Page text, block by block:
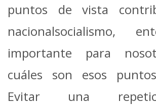
puntos de vista
nacionalsocialismo,
importante para
cuáles son esos
Evitar una